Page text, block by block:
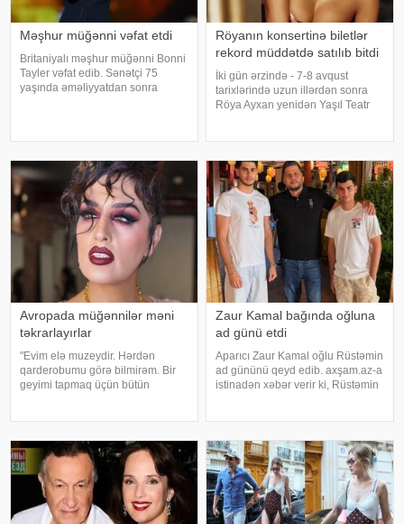
Məşhur müğənni vəfat etdi
Britaniyalı məşhur müğənni Bonni
Tayler vəfat edib. Sənətçi 75
yaşında əməliyyatdan sonra
Röyanın konsertinə biletlər
rekord müddətdə satılıb bitdi
İki gün ərzində - 7-8 avqust
tarixlərində uzun illərdən sonra
Röya Ayxan yenidən Yaşıl Teatr
və biletlər qısa zamanda tamamil
Avropada müğənnilər məni
təkrarlayırlar
"Evim elə muzeydir. Hərdən
qarderobumu görə bilmirəm. Bir
geyimi tapmaq üçün bütün
bildirir ki, bu sözləri Əməkdar artis
Zaur Kamal bağında oğluna
ad günü etdi
Aparıcı Zaur Kamal oğlu Rüstəmin
ad gününü qeyd edib. axşam.az-a
istinadən xəbər verir ki, Rüstəmin
Daha sonra isə Zaur ailəsi il